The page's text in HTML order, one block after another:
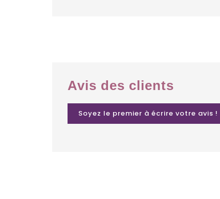
Avis des clients
Soyez le premier à écrire votre avis !